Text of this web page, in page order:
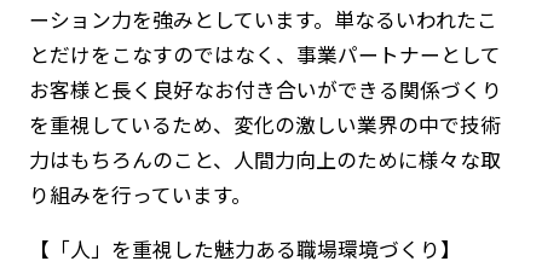
ーション力を強みとしています。単なるいわれたこ
とだけをこなすのではなく、事業パートナーとして
お客様と長く良好なお付き合いができる関係づくり
を重視しているため、変化の激しい業界の中で技術
力はもちろんのこと、人間力向上のために様々な取
り組みを行っています。
【「人」を重視した魅力ある職場環境づくり】